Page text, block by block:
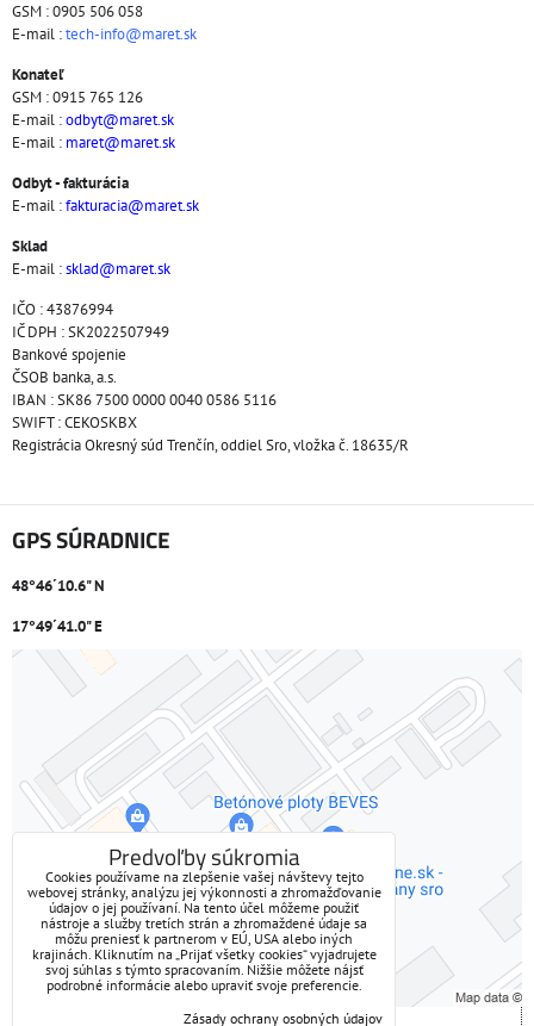
GSM : 0905 506 058
E-mail :tech-info@maret.sk
Konateľ
GSM : 0915 765 126
E-mail :odbyt@maret.sk
E-mail : maret@maret.sk
Odbyt - fakturácia
E-mail :fakturacia@maret.sk
Sklad
E-mail :sklad@maret.sk
IČO : 43876994
IČ DPH : SK2022507949
Bankové spojenie
ČSOB banka, a.s.
IBAN : SK86 7500 0000 0040 0586 5116
SWIFT : CEKOSKBX
Registrácia Okresný súd Trenčín, oddiel Sro, vložka č. 18635/R
GPS SÚRADNICE
48°46´10.6" N
17°49´41.0" E
Externý obsah je blokovaný Voľbami súkromia
Prajete si načítať externý obsah?
Povoliť tentokrát
Povoliť a zapamätať - súhlas s druhom cookie: Funkčné
Otvoriť obsah v novom okne
Predvoľby súkromia
Cookies používame na zlepšenie vašej návštevy tejto
webovej stránky, analýzu jej výkonnosti a zhromažďovanie
údajov o jej používaní. Na tento účel môžeme použiť
nástroje a služby tretích strán a zhromaždené údaje sa
môžu preniesť k partnerom v EÚ, USA alebo iných
krajinách. Kliknutím na „Prijať všetky cookies“ vyjadrujete
svoj súhlas s týmto spracovaním. Nižšie môžete nájsť
podrobné informácie alebo upraviť svoje preferencie.
Zásady ochrany osobných údajov